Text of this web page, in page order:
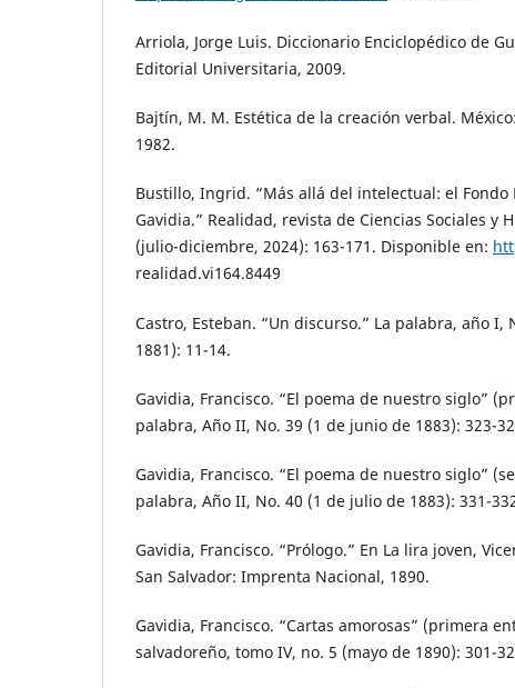
Arriola, Jorge Luis. Diccionario Enciclopédico de
Editorial Universitaria, 2009.
Bajtín, M. M. Estética de la creación verbal.
1982.
Bustillo, Ingrid. “Más allá del intelectual: el Fondo
Gavidia.” Realidad, revista de Ciencias Sociales y
(julio-diciembre, 2024): 163-171. Disponible en:
realidad.vi164.8449
Castro, Esteban. “Un discurso.” La palabra, año I,
1881): 11-14.
Gavidia, Francisco. “El poema de nuestro siglo”
palabra, Año II, No. 39 (1 de junio de 1883): 323-
Gavidia, Francisco. “El poema de nuestro siglo”
palabra, Año II, No. 40 (1 de julio de 1883): 331-
Gavidia, Francisco. “Prólogo.” En La lira joven,
San Salvador: Imprenta Nacional, 1890.
Gavidia, Francisco. “Cartas amorosas” (primera
salvadoreño, tomo IV, no. 5 (mayo de 1890): 301-